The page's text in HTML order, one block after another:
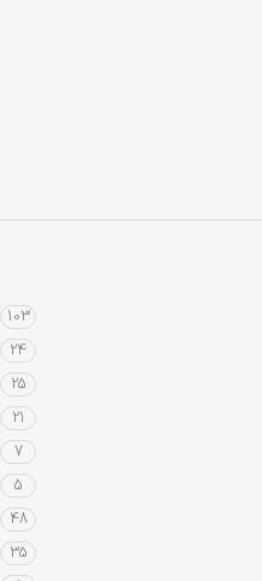
103
24
25
21
7
5
48
35